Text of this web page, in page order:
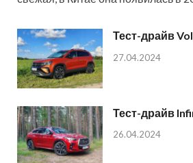
Тест-драйв
27.04.2024
Тест-драйв
26.04.2024